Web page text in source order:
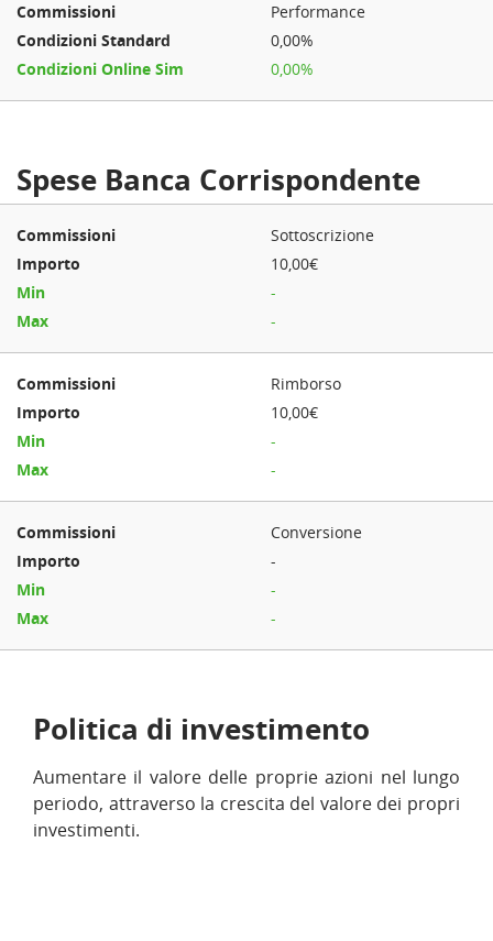
Performance
0,00%
0,00%
Spese Banca Corrispondente
Sottoscrizione
10,00€
-
-
Rimborso
10,00€
-
-
Conversione
-
-
-
Politica di investimento
Aumentare il valore delle proprie azioni nel lungo
periodo, attraverso la crescita del valore dei propri
investimenti.